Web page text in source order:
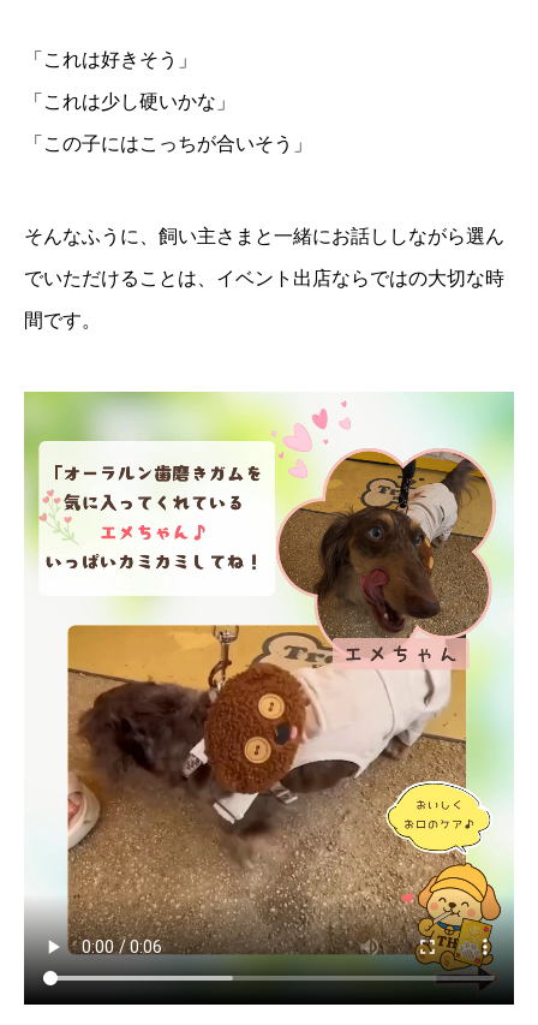
「これは好きそう」
「これは少し硬いかな」
「この子にはこっちが合いそう」
そんなふうに、飼い主さまと一緒にお話ししながら選ん
でいただけることは、イベント出店ならではの大切な時
間です。